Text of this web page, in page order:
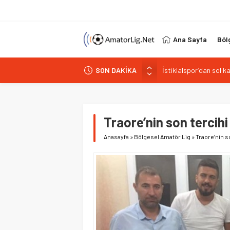
Ana Sayfa
SON DAKİKA
İstiklalspor’dan sol
Paşabahçespor’da
Vardarspor teknik
Traore’nin son
Anasayfa » Bölgesel Amatör Lig »Traore’nin